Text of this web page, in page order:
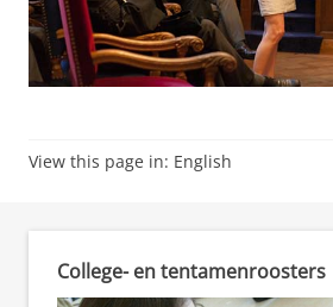
View this page in: English
College- en tentamenroosters